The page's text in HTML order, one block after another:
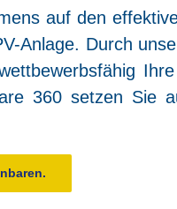
auf den
Anla­ge. Durch
360 set­zen Sie